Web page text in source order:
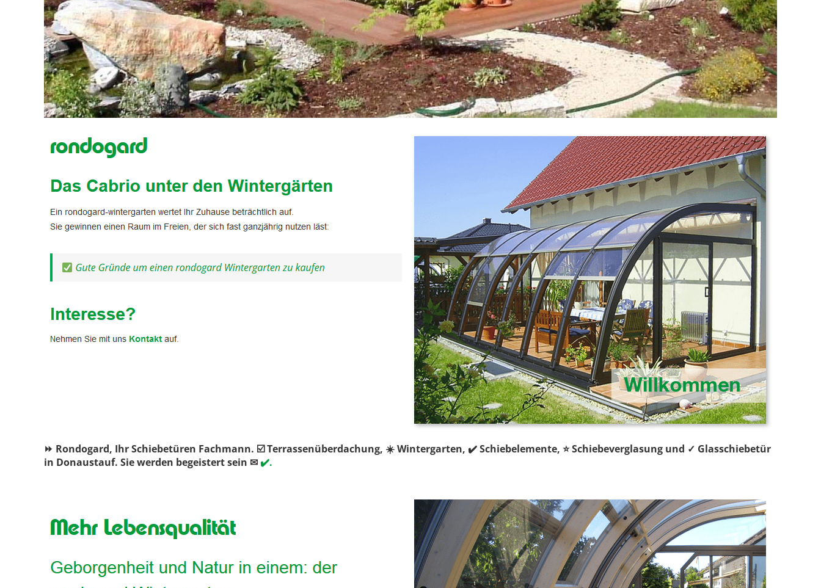
⏩ Rondogard, Ihr Schiebetüren Fachmann. ☑️ Terrassenüberdachung, ☀️ Wintergarten, ✔️ Schiebelemente, ⭐ Schiebeverglasung und ✓ Glasschiebetür
in Donaustauf. Sie werden begeistert sein ✉✔️.